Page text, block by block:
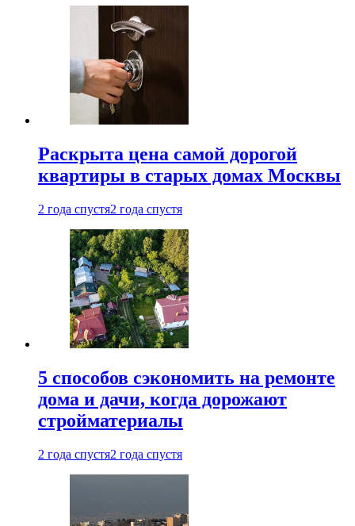
Раскрыта цена самой дорогой
квартиры в старых домах Москвы
2 года спустя2 года спустя
5 способов сэкономить на ремонте
дома и дачи, когда дорожают
стройматериалы
2 года спустя2 года спустя